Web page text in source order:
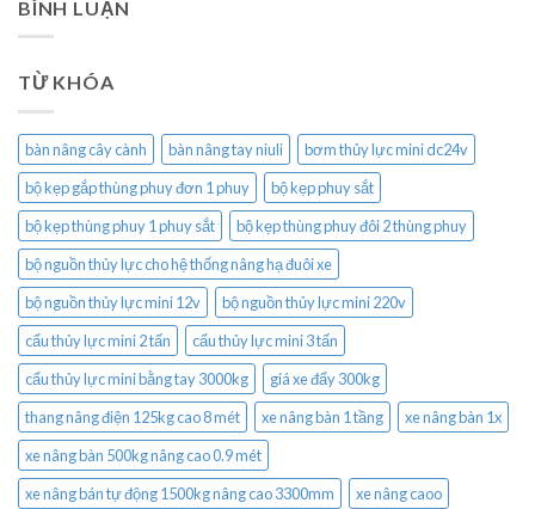
BÌNH LUẬN
TỪ KHÓA
bàn nâng cây cành bàn nâng tay niuli
bơm thủy lực mini dc24v
bộ kẹp gắp thùng phuy đơn 1 phuy
bộ kẹp phuy sắt
bộ kẹp thùng phuy 1 phuy sắt
bộ kẹp thùng phuy đôi 2 thùng phuy
bộ nguồn thủy lực cho hệ thống nâng hạ đuôi xe
bộ nguồn thủy lực mini 12v
bộ nguồn thủy lực mini 220v
cẩu thủy lực mini 2 tấn
cẩu thủy lực mini 3 tấn
cẩu thủy lực mini bằng tay 3000kg
giá xe đẩy 300kg
thang nâng điện 125kg cao 8 mét
xe nâng bàn 1 tầng
xe nâng bàn 1x
xe nâng bàn 500kg nâng cao 0.9 mét
xe nâng bán tự động 1500kg nâng cao 3300mm
xe nâng caoo